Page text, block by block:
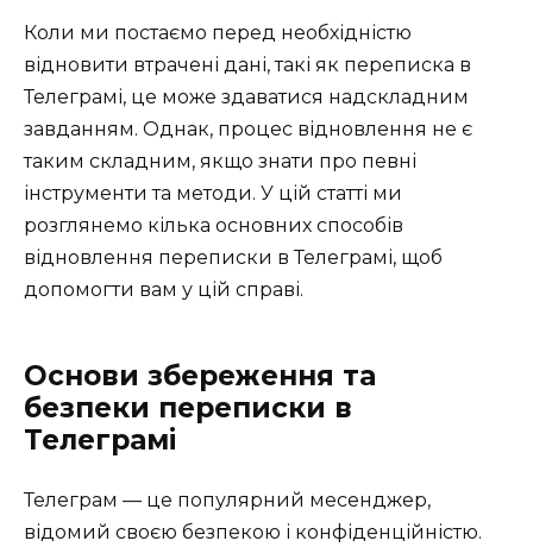
Коли ми постаємо перед необхідністю
відновити втрачені дані, такі як переписка в
Телеграмі, це може здаватися надскладним
завданням. Однак, процес відновлення не є
таким складним, якщо знати про певні
інструменти та методи. У цій статті ми
розглянемо кілька основних способів
відновлення переписки в Телеграмі, щоб
допомогти вам у цій справі.
Основи збереження та
безпеки переписки в
Телеграмі
Телеграм — це популярний месенджер,
відомий своєю безпекою і конфіденційністю.